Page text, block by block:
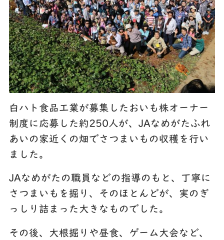
白ハト食品工業が募集したおいも株オーナー
制度に応募した約250人が、JAなめがたふれ
あいの家近くの畑でさつまいもの­収穫を行い
ました。
JAなめがたの職員などの指導のもと、丁寧に
さつまいもを掘り、そのほとんどが、実のぎ
っしり詰まった大きなものでした。
その後、大根掘りや昼食、ゲーム大会など、